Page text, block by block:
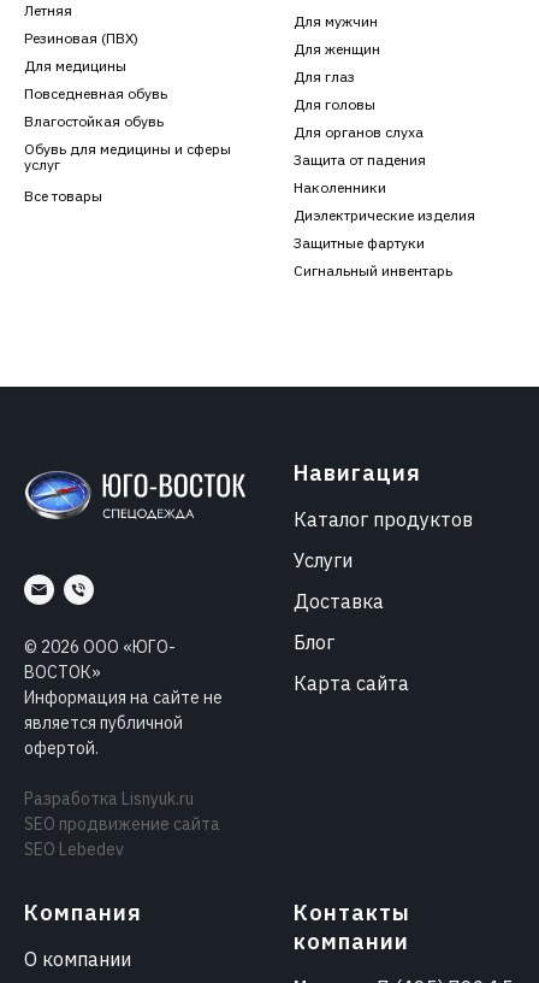
Летняя
Резиновая (ПВХ)
Для медицины
Повседневная обувь
Влагостойкая обувь
Обувь для медицины и сферы
услуг
Все товары
Для мужчин
Для женщин
Для глаз
Для головы
Для органов слуха
Защита от падения
Наколенники
Диэлектрические изделия
Защитные фартуки
Сигнальный инвентарь
© 2026 ООО «ЮГО-
ВОСТОК»
Информация на сайте не
является публичной
офертой.
Разработка Lisnyuk.ru
SEO продвижение сайта
SEO Lebedev
Навигация
Каталог продуктов
Услуги
Доставка
Блог
Карта сайта
Компания
О компании
Контакты
компании